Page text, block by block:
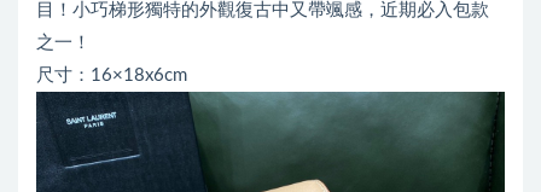
目！小巧梯形獨特的外觀復古中又帶颯感，近期必入包款
之一！
尺寸：16×18x6cm